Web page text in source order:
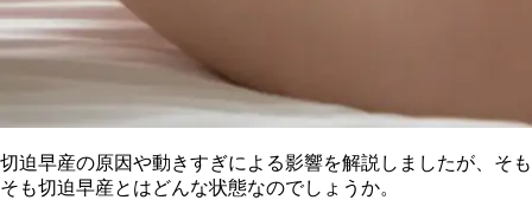
切迫早産の原因や動きすぎによる影響を解説しましたが、そも
そも切迫早産とはどんな状態なのでしょうか。